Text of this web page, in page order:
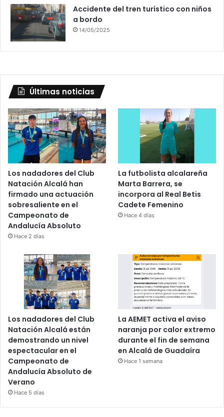
Accidente del tren turístico con niños
a bordo
14/05/2025
Últimas noticias
Los nadadores del Club
Natación Alcalá han
firmado una actuación
sobresaliente en el
Campeonato de
Andalucía Absoluto
Hace 2 días
La futbolista alcalareña
Marta Barrera, se
incorpora al Real Betis
Cadete Femenino
Hace 4 días
Los nadadores del Club
Natación Alcalá están
demostrando un nivel
espectacular en el
Campeonato de
Andalucía Absoluto de
Verano
Hace 5 días
La AEMET activa el aviso
naranja por calor extremo
durante el fin de semana
en Alcalá de Guadaíra
Hace 1 semana